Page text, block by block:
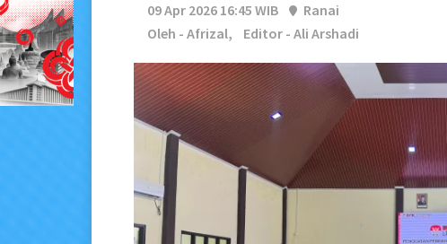
09 Apr 2026 16:45 WIB
Ranai
Oleh - Afrizal,
Editor - Ali Arshadi